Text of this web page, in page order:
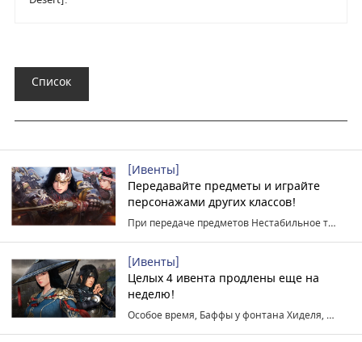
Список
[Ивенты]
Передавайте предметы и играйте
персонажами других классов!
При передаче предметов Нестабильное топлово Марни зафиксировано на 1 шт.!
[Ивенты]
Целых 4 ивента продлены еще на
неделю!
Особое время, Баффы у фонтана Хиделя, больше локаций для охоты и шансов получения Сердца босса!